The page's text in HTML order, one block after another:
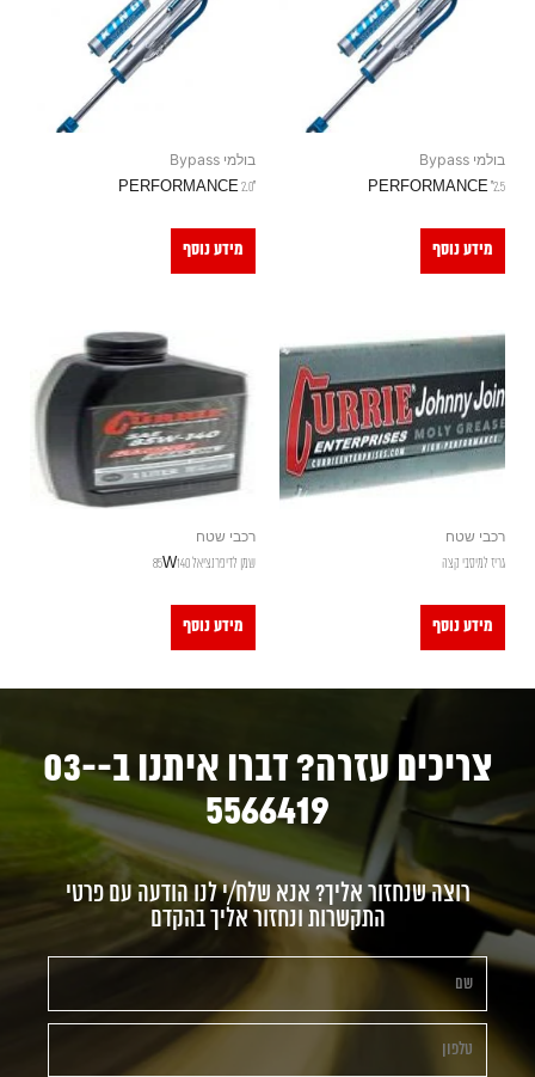
בולמי Bypass
2.5" PERFORMANCE
מידע נוסף
בולמי Bypass
"PERFORMANCE 2.0
מידע נוסף
רכבי שטח
גריז למיסבי קצה
מידע נוסף
רכבי שטח
שמן לדיפרנציאל 85W140
מידע נוסף
צריכים עזרה? דברו איתנו ב-03-
5566419
רוצה שנחזור אליך? אנא שלח/י לנו הודעה עם פרטי
התקשרות ונחזור אליך בהקדם